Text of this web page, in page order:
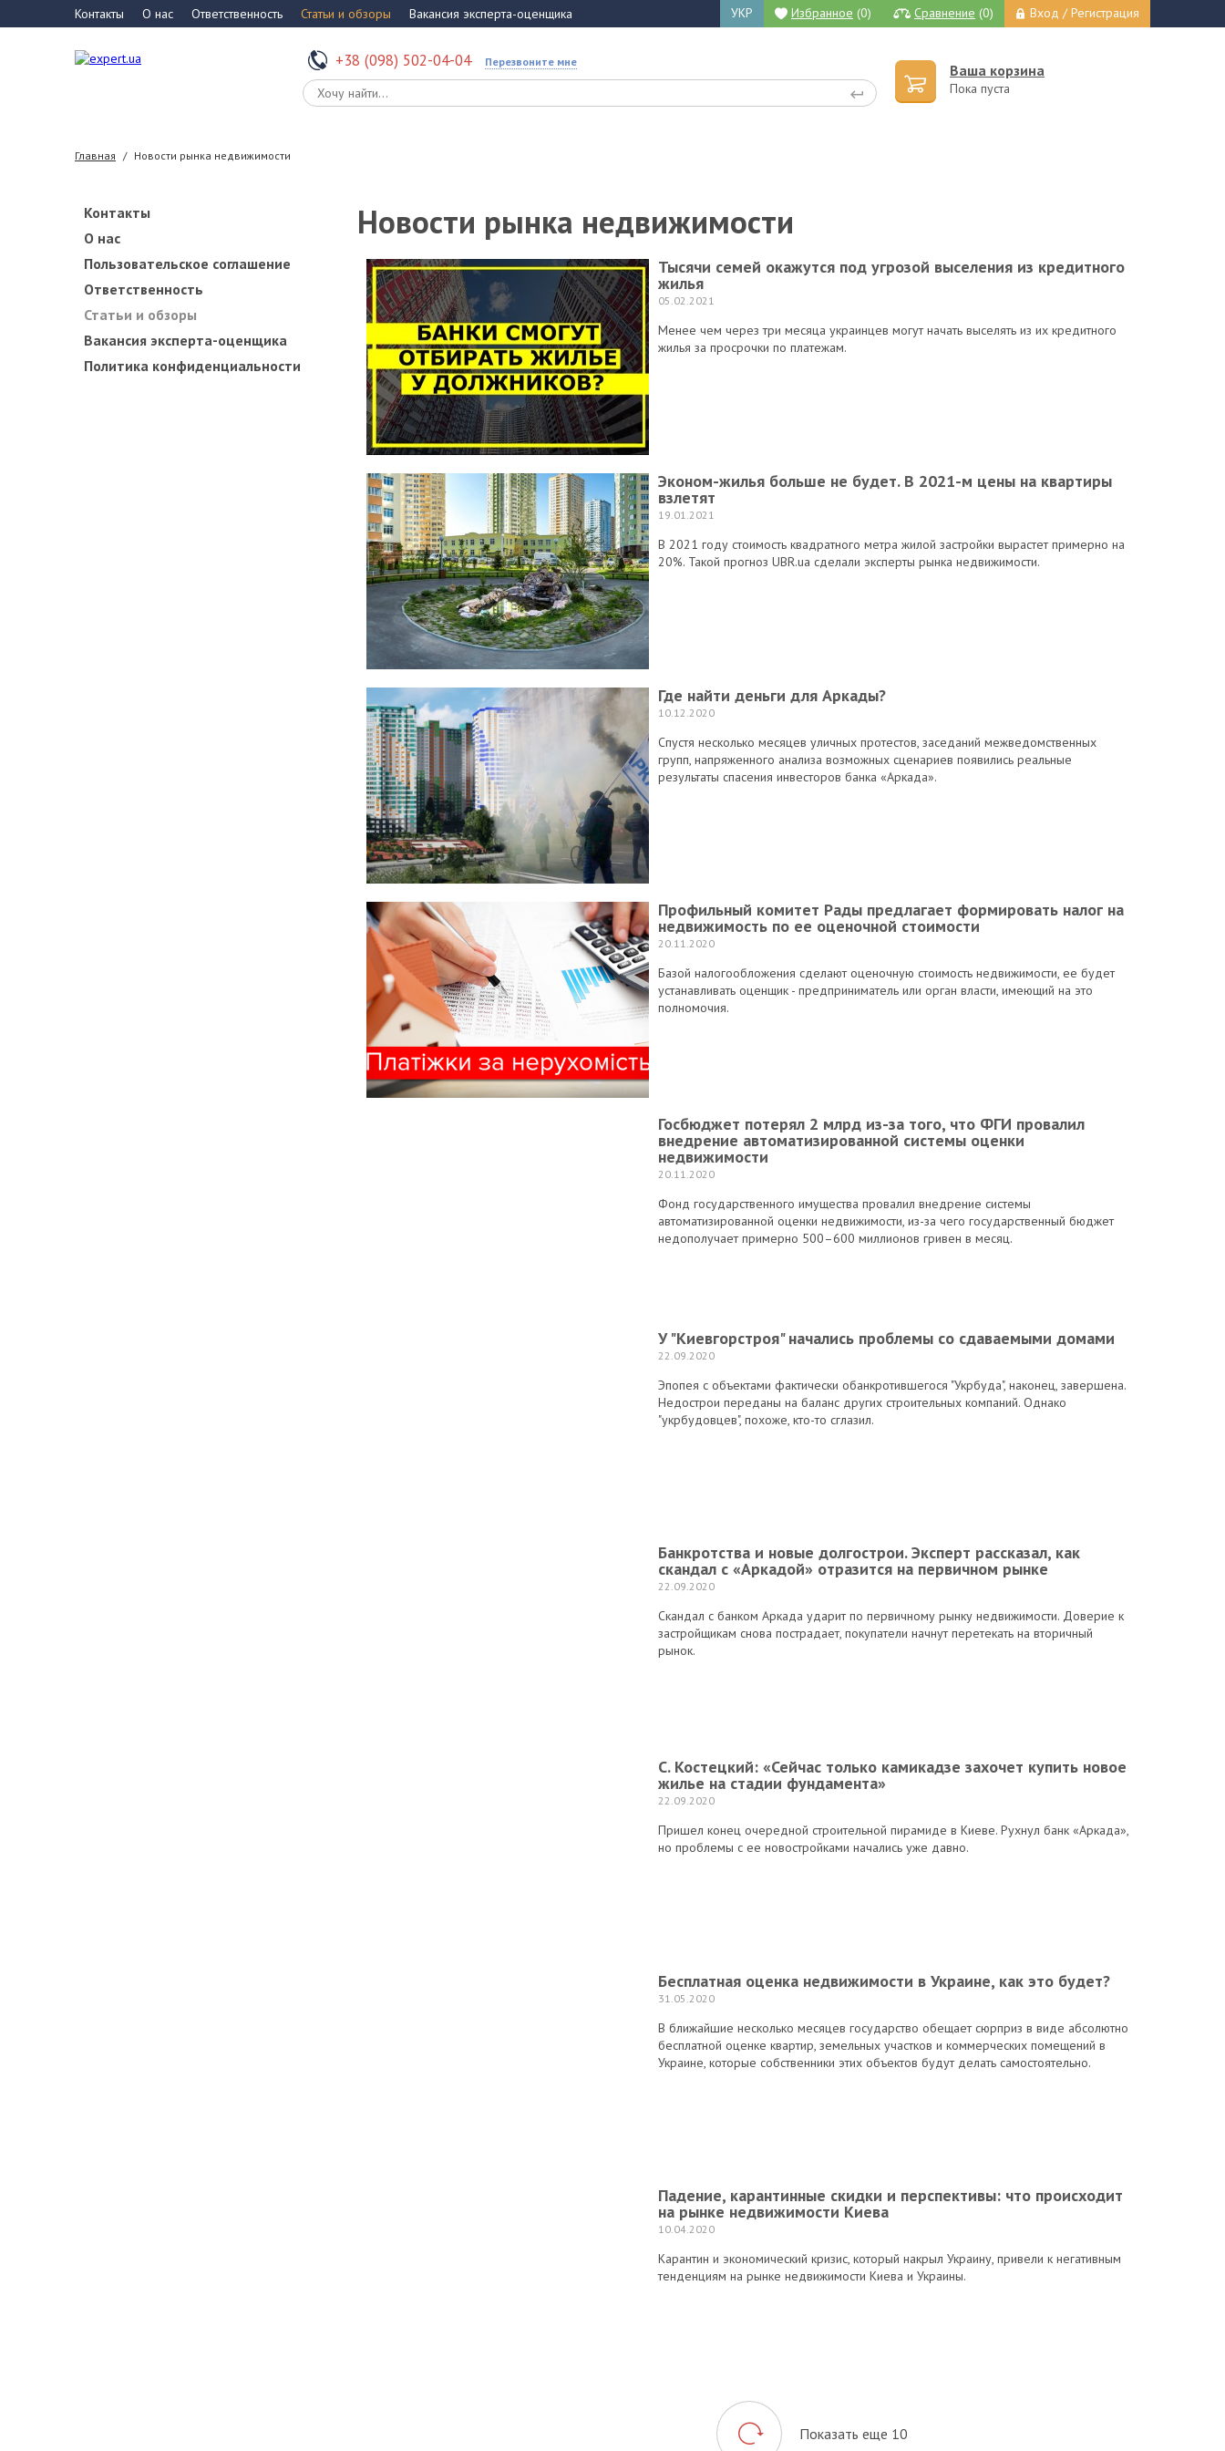
Контакты О нас Ответственность Статьи и обзоры Вакансия эксперта-оценщика УКР Избранное (0) Сравнение (0) Вход / Регистрация
+38 (098) 502-04-04 Перезвоните мне Ваша корзина
Пока пуста
Главная / Новости рынка недвижимости
Контакты
О нас
Пользовательское соглашение
Ответственность
Статьи и обзоры
Вакансия эксперта-оценщика
Политика конфиденциальности
Новости рынка недвижимости
Тысячи семей окажутся под угрозой выселения из кредитного
жилья
05.02.2021
Менее чем через три месяца украинцев могут начать выселять из их кредитного
жилья за просрочки по платежам.
Эконом-жилья больше не будет. В 2021-м цены на квартиры
взлетят
19.01.2021
В 2021 году стоимость квадратного метра жилой застройки вырастет примерно на
20%. Такой прогноз UBR.ua сделали эксперты рынка недвижимости.
Где найти деньги для Аркады?
10.12.2020
Спустя несколько месяцев уличных протестов, заседаний межведомственных
групп, напряженного анализа возможных сценариев появились реальные
результаты спасения инвесторов банка «Аркада».
Профильный комитет Рады предлагает формировать налог на
недвижимость по ее оценочной стоимости
20.11.2020
Базой налогообложения сделают оценочную стоимость недвижимости, ее будет
устанавливать оценщик - предприниматель или орган власти, имеющий на это
полномочия.
Госбюджет потерял 2 млрд из-за того, что ФГИ провалил
внедрение автоматизированной системы оценки
недвижимости
20.11.2020
Фонд государственного имущества провалил внедрение системы
автоматизированной оценки недвижимости, из-за чего государственный бюджет
недополучает примерно 500–600 миллионов гривен в месяц.
У "Киевгорстроя" начались проблемы со сдаваемыми домами
22.09.2020
Эпопея с объектами фактически обанкротившегося "Укрбуда", наконец, завершена.
Недострои переданы на баланс других строительных компаний. Однако
"укрбудовцев", похоже, кто-то сглазил.
Банкротства и новые долгострои. Эксперт рассказал, как
скандал с «Аркадой» отразится на первичном рынке
22.09.2020
Скандал с банком Аркада ударит по первичному рынку недвижимости. Доверие к
застройщикам снова пострадает, покупатели начнут перетекать на вторичный
рынок.
С. Костецкий: «Сейчас только камикадзе захочет купить новое
жилье на стадии фундамента»
22.09.2020
Пришел конец очередной строительной пирамиде в Киеве. Рухнул банк «Аркада»,
но проблемы с ее новостройками начались уже давно.
Бесплатная оценка недвижимости в Украине, как это будет?
31.05.2020
В ближайшие несколько месяцев государство обещает сюрприз в виде абсолютно
бесплатной оценке квартир, земельных участков и коммерческих помещений в
Украине, которые собственники этих объектов будут делать самостоятельно.
Падение, карантинные скидки и перспективы: что происходит
на рынке недвижимости Киева
10.04.2020
Карантин и экономический кризис, который накрыл Украину, привели к негативным
тенденциям на рынке недвижимости Киева и Украины.
Показать еще 10